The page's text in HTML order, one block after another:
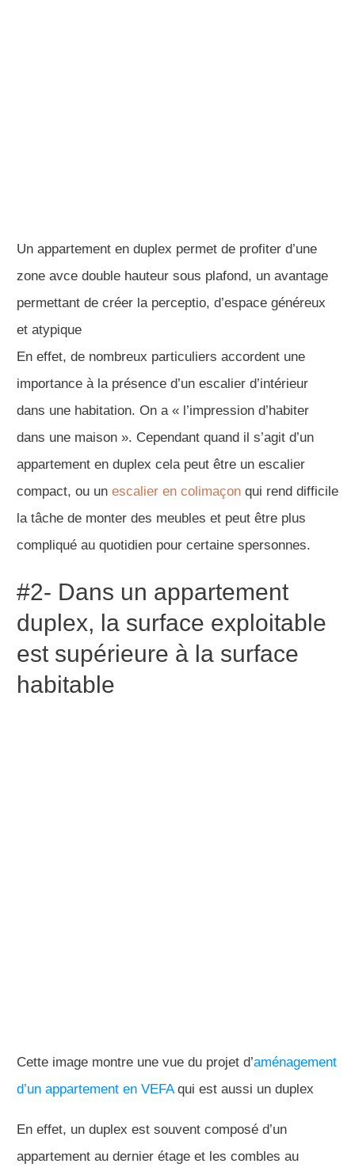
Un appartement en duplex permet de profiter d’une
zone avce double hauteur sous plafond, un avantage
permettant de créer la perceptio, d’espace généreux
et atypique
En effet, de nombreux particuliers accordent une
importance à la présence d’un escalier d’intérieur
dans une habitation. On a « l’impression d’habiter
dans une maison ». Cependant quand il s’agit d’un
appartement en duplex cela peut être un escalier
compact, ou un escalier en colimaçon qui rend difficile
la tâche de monter des meubles et peut être plus
compliqué au quotidien pour certaine spersonnes.
#2- Dans un appartement
duplex, la surface exploitable
est supérieure à la surface
habitable
Cette image montre une vue du projet d’aménagement
d’un appartement en VEFAqui est aussi un duplex
En effet, un duplex est souvent composé d’un
appartement au dernier étage et les combles au